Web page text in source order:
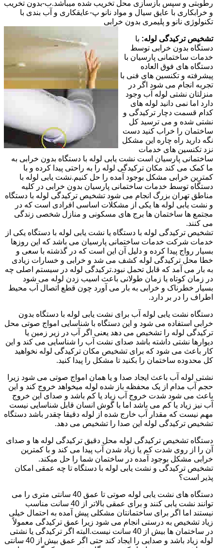
رطوبتی و سپس بازسازی محل تخریب شده میباشد.ب-بدون تخریب
و خرابکاری با عایق سیال و مواد نانو پ-عایقکاری و آب بندی با
تکنولوژی نانو و پلیمری بدون خرابی
تشخیص ترکیدگی لوله: با
دستگاه بدون خرابی توسط
خدمات ساختمانی پارسیان با
دستگاه های فوق العاده
پیشرفته و تکنسین های فنی با
تجربه انجام می شود اگر در
منزلتان نشتی لوله آب وجود
دارد اما نمی دانید لوله های
کدام قسمت دچار ترکیدگی و
نشتی شده و می ترسید کل
ساختمان را خراب کنید دست
نگه دارید راه چاره این مشکل
نزد تکنسین های خدمات
ساختمانی پارسیان است نشت یابی لوله با دستگاه بدون خرابی به
ما کمک می کند مکان ترکیدگی لوله را به راحتی پیدا کرده و با
کمترین خرابی مشکل بوجود آمده را حل کنیم.نشت یابی لوله با
دستگاه توسط خدمات ساختمانی پارسیان بدون خرابی در کلیه
مناطق تهران بزرگ انجام می شود تشخیص ترکیدگی لوله با دستگاه
و نشت یابی لوله ها یکی از مشکلات اساسی افرادی است که در
مجتمع ها ساختمان ها برج های مسکونی و منازل شخصی زندگی
می کنند.
تشخیص ترکیدگی لوله با دستگاه یا نشت یابی لوله با دستگاه یکی از
خدمات شرکت خدمات ساختمانی پارسیان می باشد که این روزها
بسیار رواج پیدا کرده و دلیل آن این است که در گذشته با سعی و
خطا محل ترکیدگی لوله کشف می شد و خرابی و خسارات زیادی
به بار می آمد که قابل تحمل نبود.ترکیدگی لوله در سیستم اصلی چه
در زمان کوتاه یا زمان طولانی باعث اسیب زدن لوله می شود
بسیار خطرناک و خرابی به بار می آورد چون قطع اتصال آب محیط
اطراف را در بر دارد.
دستگاه نشت یابی لوله آب برای نشت یابی لوله با دستگاه بدون
خرابی استفاده می شود و این دستگاه با شناسایی امواج صوتی محل
ترکیدگی لوله را تشخیص می دهد یعنی اگر آب در زیر زمین یا
دیوارها نشتی داشته باشد صدای نشت آب را شناسایی می کند و این
کار باعث می شود که برای تشخیص مکان ترکیدگی لوله نخواهید
کل محدوده ساختمان را بکنید تا مشکل را پیدا کنید.
نشتی لوله آب باعث ایجاد صدا و یا همان امواج صوتی می شود زیرا
حجم آب مدام از یک محفظه باز شده لوله میخواهد خروج کند و این
باعث می شود شدت خروج آب زیاد یا کم باشد و صدای این خروج
آب نیز زیاد یا کم می باشد اما با گوش انسان قابل شناسایی نیست
مهم نیست که مقدار آب خارج شده از لوله دقیقا چقدر باشد دستگاه
تشخیص ترکیدگی لوله این صدا را تشخیص می دهد.
دستگاه تشخیص ترکیدگی لوله محل دقیق ترکیدگی لوله ها و صدای
آن را از روی شدت کم یا زیاد شدن آب پیدا می کند و با کمترین
خرابی مشکل بوجود آمده در ساختمان شما را حل میکند.
تشخیص ترکیدگی و نشت یابی لوله با دستگاه تا چه عمقی امکان
پذیر است؟
دستگاه های نشت یابی لوله صوتی تا عمق 40 سانتی متری را می
توانند نشت یابی کنند و برای عمقی بالاتر از 40 سانت مناسب
نیستند اما اگر برای ساختمانتان مشکلی پیش آمده به احتمال خیلی
زیاد تشخیص به درستی انجام می شود زیرا عمق ترکیدگی معمولاً
در ساختمان ها بیش از 40 سانت نیست.البته اگر ترکیدگی یا نشتی
لوله زیاد باشد و صدایی را ایجاد کند حتی اگر عمق بیش از 40 سانتی